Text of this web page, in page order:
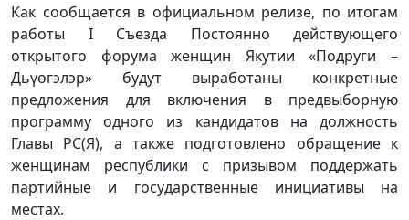
Как сообщается в официальном релизе, по итогам
работы I Съезда Постоянно действующего
открытого форума женщин Якутии «Подруги –
Дьүөгэлэр» будут выработаны конкретные
предложения для включения в предвыборную
программу одного из кандидатов на должность
Главы РС(Я), а также подготовлено обращение к
женщинам республики с призывом поддержать
партийные и государственные инициативы на
местах.